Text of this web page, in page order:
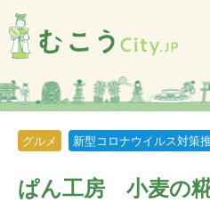
グルメ 新型コロナウイルス対策
ぱん工房 小麦の